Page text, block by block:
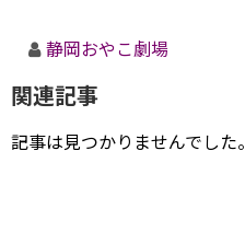
静岡おやこ劇場
関連記事
記事は見つかりませんでした。